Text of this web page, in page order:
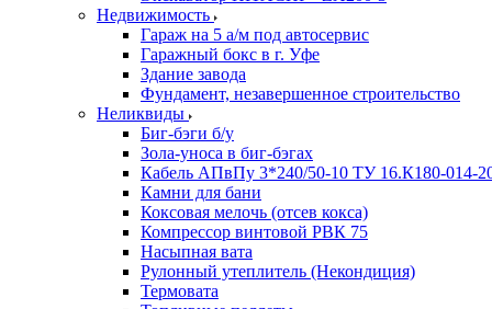
Недвижимость
Гараж на 5 а/м под автосервис
Гаражный бокс в г. Уфе
Здание завода
Фундамент, незавершенное строительство
Неликвиды
Биг-бэги б/у
Зола-уноса в биг-бэгах
Кабель АПвПу 3*240/50-10 ТУ 16.К180-014-
Камни для бани
Коксовая мелочь (отсев кокса)
Компрессор винтовой РВК 75
Насыпная вата
Рулонный утеплитель (Некондиция)
Термовата